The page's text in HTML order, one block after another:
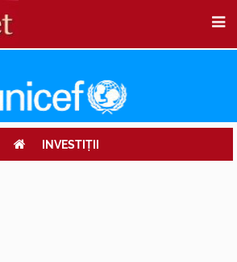
INVESTIŢII